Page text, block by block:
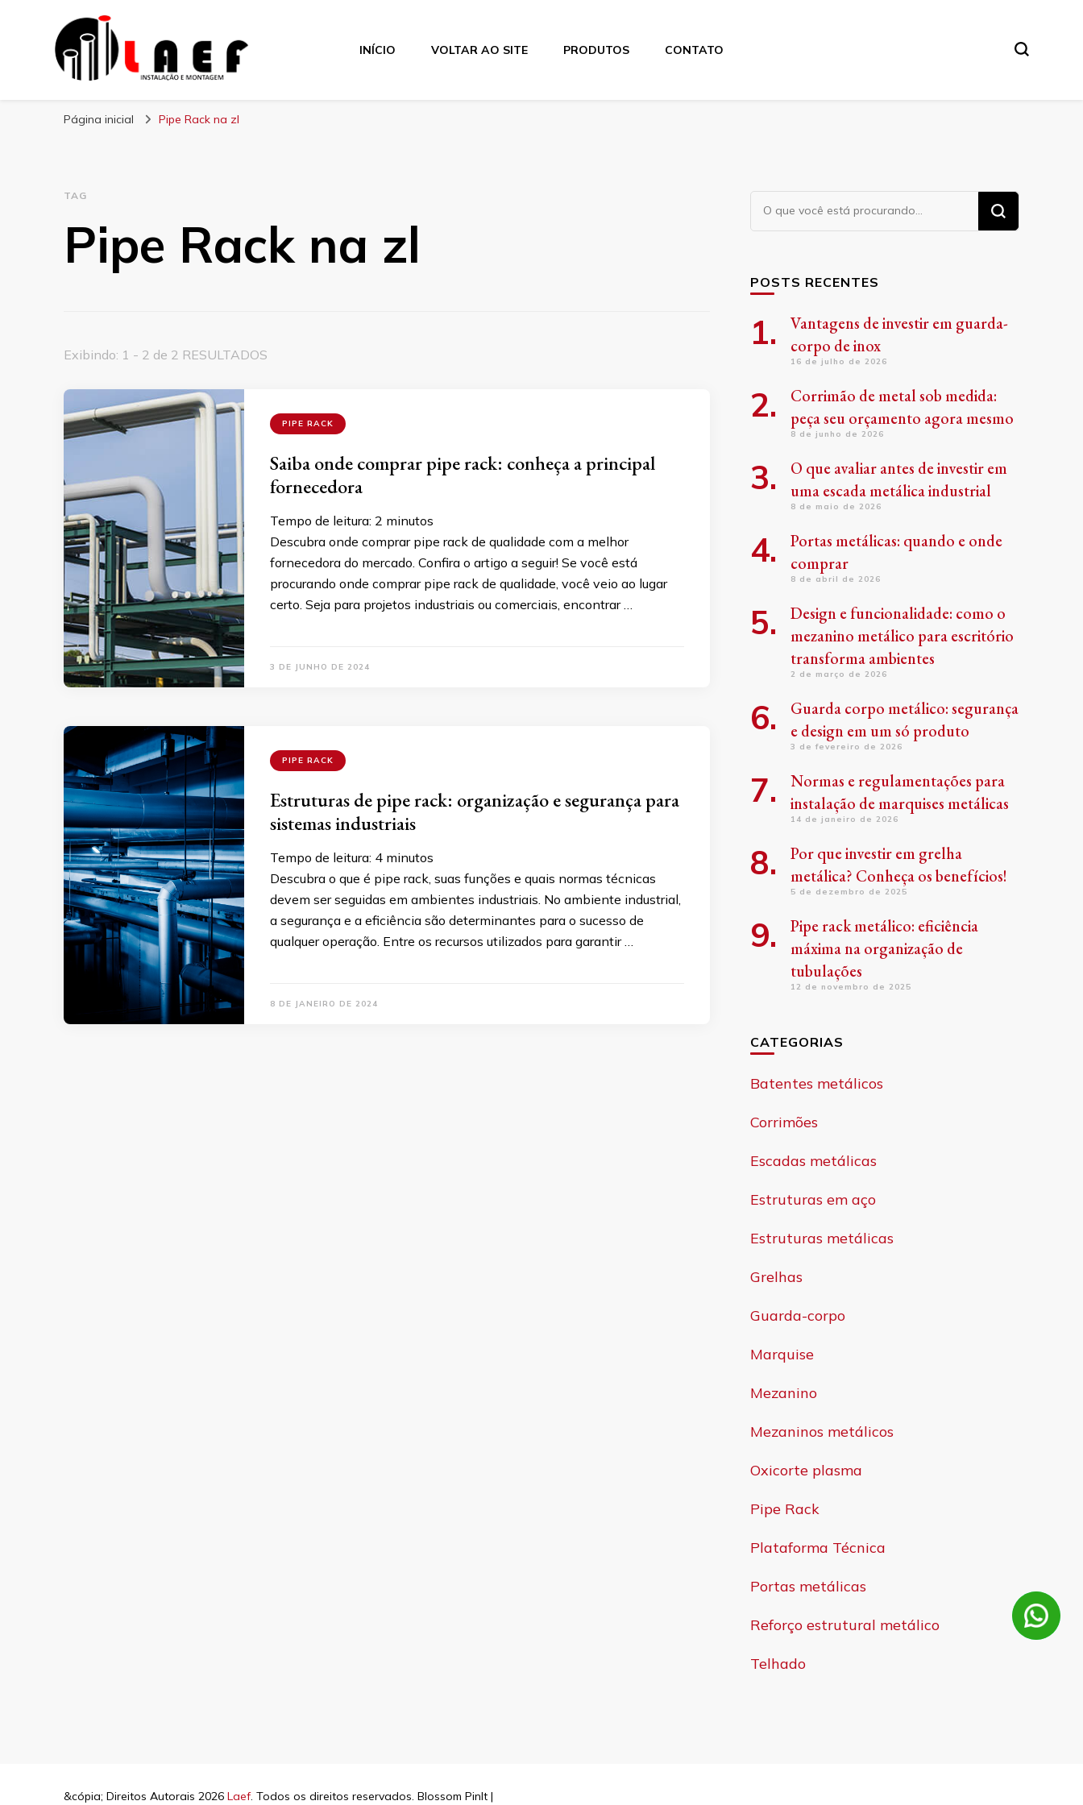
Laef
INÍCIO VOLTAR AO SITE PRODUTOS CONTATO
Página inicial Pipe Rack na zl
TAG
Pipe Rack na zl
Exibindo: 1 - 2 de 2 RESULTADOS
PIPE RACK
Saiba onde comprar pipe rack: conheça a principal
fornecedora
Tempo de leitura: 2 minutos
Descubra onde comprar pipe rack de qualidade com a melhor
fornecedora do mercado. Confira o artigo a seguir! Se você está
procurando onde comprar pipe rack de qualidade, você veio ao lugar
certo. Seja para projetos industriais ou comerciais, encontrar …
3 DE JUNHO DE 2024
PIPE RACK
Estruturas de pipe rack: organização e segurança para
sistemas industriais
Tempo de leitura: 4 minutos
Descubra o que é pipe rack, suas funções e quais normas técnicas
devem ser seguidas em ambientes industriais. No ambiente industrial,
a segurança e a eficiência são determinantes para o sucesso de
qualquer operação. Entre os recursos utilizados para garantir …
8 DE JANEIRO DE 2024
Procurando
algo?
POSTS RECENTES
Vantagens de investir em guarda-
corpo de inox
16 de julho de 2026
Corrimão de metal sob medida:
peça seu orçamento agora mesmo
8 de junho de 2026
O que avaliar antes de investir em
uma escada metálica industrial
8 de maio de 2026
Portas metálicas: quando e onde
comprar
8 de abril de 2026
Design e funcionalidade: como o
mezanino metálico para escritório
transforma ambientes
2 de março de 2026
Guarda corpo metálico: segurança
e design em um só produto
3 de fevereiro de 2026
Normas e regulamentações para
instalação de marquises metálicas
14 de janeiro de 2026
Por que investir em grelha
metálica? Conheça os benefícios!
5 de dezembro de 2025
Pipe rack metálico: eficiência
máxima na organização de
tubulações
12 de novembro de 2025
CATEGORIAS
Batentes metálicos
Corrimões
Escadas metálicas
Estruturas em aço
Estruturas metálicas
Grelhas
Guarda-corpo
Marquise
Mezanino
Mezaninos metálicos
Oxicorte plasma
Pipe Rack
Plataforma Técnica
Portas metálicas
Reforço estrutural metálico
Telhado
&cópia; Direitos Autorais 2026 Laef. Todos os direitos reservados. Blossom PinIt |